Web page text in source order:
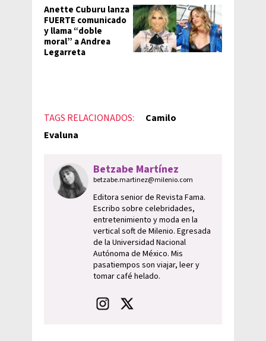
Anette Cuburu lanza
FUERTE comunicado
y llama “doble
moral” a Andrea
Legarreta
TAGS RELACIONADOS:
Camilo
Evaluna
Betzabe Martínez
betzabe.martinez@milenio.com
Editora senior de Revista Fama.
Escribo sobre celebridades,
entretenimiento y moda en la
vertical soft de Milenio. Egresada
de la Universidad Nacional
Autónoma de México. Mis
pasatiempos son viajar, leer y
tomar café helado.